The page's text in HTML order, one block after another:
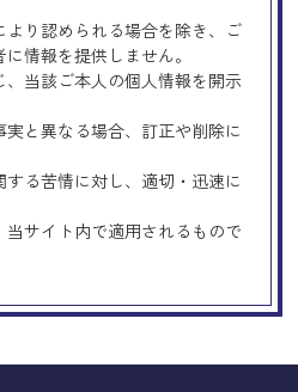
より認められる場合を除き、ご
情報を提供しません。
、当該ご本人の個人情報を開示
実と異なる場合、訂正や削除に
する苦情に対し、適切・迅速に
当サイト内で適用されるもので
クスの使用につい